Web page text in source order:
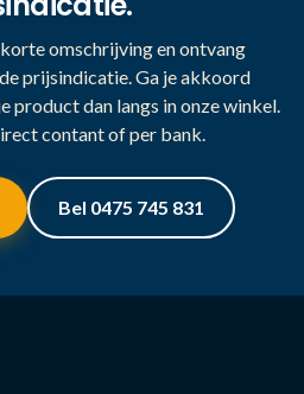
omschrijving en ontvang
prijsindicatie. Ga je akkoord
product dan langs in onze winkel.
contant of per bank.
Bel 0475 745 831